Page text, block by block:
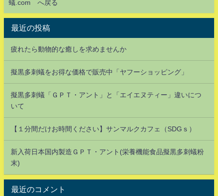
蟻.com へ戻る
最近の投稿
疲れたら動物的な癒しを求めませんか
擬黒多刺蟻をお得な価格で販売中「ヤフーショッピング」
擬黒多刺蟻「ＧＰＴ・アント」と「エイエヌティー」違いにつ
いて
【１分間だけお時間ください】サンマルクカフェ（SDGｓ）
新入荷日本国内製造ＧＰＴ・アント(栄養機能食品擬黒多刺蟻粉
末)
最近のコメント